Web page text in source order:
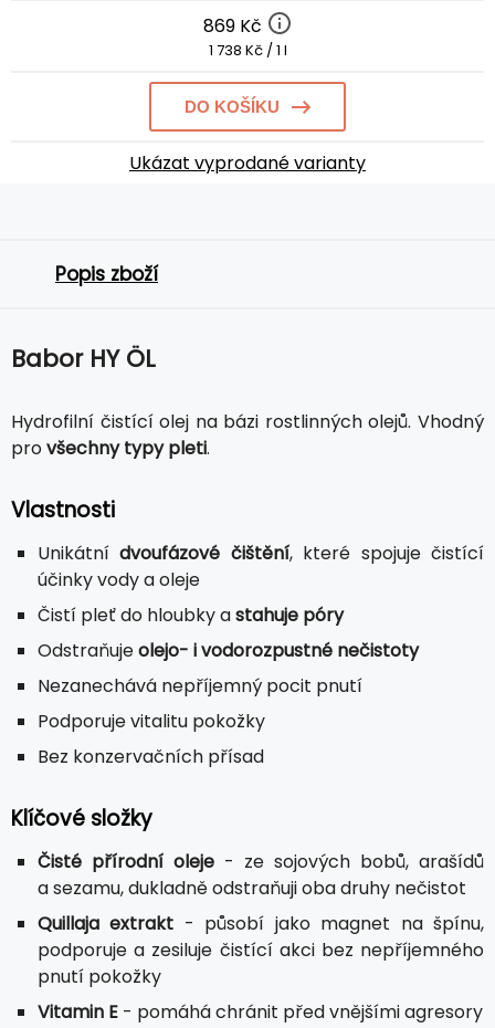
869 Kč
1 738 Kč / 1 l
DO KOŠÍKU
Ukázat vyprodané varianty
Popis zboží
Babor HY ÖL
Hydrofilní čistící olej na bázi rostlinných olejů. Vhodný
provšechny typy pleti.
Vlastnosti
Unikátnídvoufázové čištění, které spojuje čistící
účinky vody a oleje
Čistí pleť do hloubky astahuje póry
Odstraňujeolejo- i vodorozpustné nečistoty
Nezanechává nepříjemný pocit pnutí
Podporuje vitalitu pokožky
Bez konzervačních přísad
Klíčové složky
Čisté přírodní oleje - ze sojových bobů, arašídů
a sezamu, dukladně odstraňuji oba druhy nečistot
Quillaja extrakt - působí jako magnet na špínu,
podporuje a zesiluje čistící akci bez nepříjemného
pnutí pokožky
Vitamin E - pomáhá chránit před vnějšími agresory